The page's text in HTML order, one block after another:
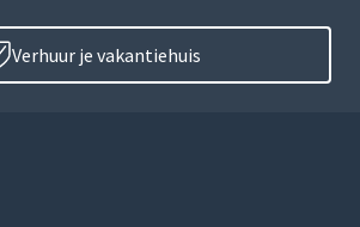
Verhuur je vakantiehuis